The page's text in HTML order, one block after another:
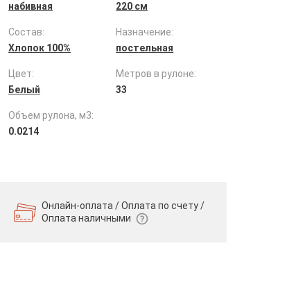
набивная
220 см
Состав:
Хлопок 100%
Назначение:
постельная
Цвет:
Белый
Метров в рулоне:
33
Объем рулона, м3:
0.0214
Онлайн-оплата / Оплата по счету /
Оплата наличными